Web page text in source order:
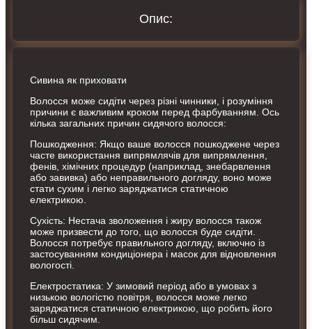
Опис:
Сивина як приховати
Волосся може сидіти через різні чинники, і розуміння
причини є важливим кроком перед фарбуванням. Ось
кілька загальних причин сидячого волосся:
Пошкодження: Якщо ваше волосся пошкоджене через
часте використання випрямлячів для випрямлення,
фенів, хімічних процедур (наприклад, знебарвлення
або завивка) або неправильного догляду, воно може
стати сухим і легко заряджатися статичною
електрикою.
Сухість: Нестача зволоження і жиру волосся також
може призвести до того, що волосся буде сидіти.
Волосся потребує правильного догляду, включно із
застосуванням кондиціонера і масок для відновлення
вологості.
Електростатика: У зимовий період або в умовах з
низькою вологістю повітря, волосся може легко
заряджатися статичною електрикою, що робить його
більш сидячим.